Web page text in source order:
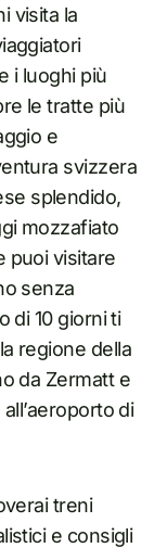
visita la
i luoghi più
le tratte più
e
svizzera
splendido,
mozzafiato
puoi visitare
senza
di 10 giorni ti
regione della
da Zermatt e
di
treni
e consigli